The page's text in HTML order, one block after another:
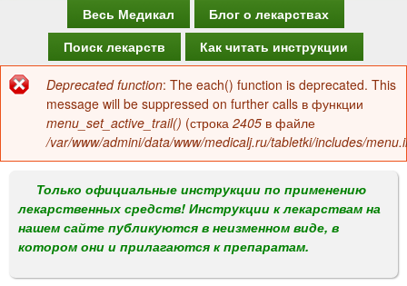
а
в
о
м
е
н
Весь Медикал
Блог о лекарствах
Поиск лекарств
Как читать инструкции
Сообщение
об
ошибке
Deprecated function: The each() function is deprecated. This
message will be suppressed on further calls в функции
menu_set_active_trail() (строка 2405 в файле
/var/www/admini/data/www/medicalj.ru/tabletki/includes/
Только официальные инструкции по применению
лекарственных средств! Инструкции к лекарствам на
нашем сайте публикуются в неизменном виде, в
котором они и прилагаются к препаратам.